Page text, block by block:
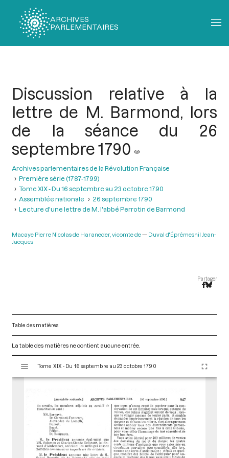
ARCHIVES
PARLEMENTAIRES
Discussion relative à la
lettre de M. Barmond, lors
de la séance du 26
septembre 1790
Archives parlementaires de la Révolution Française
Première série (1787-1799)
Tome XIX - Du 16 septembre au 23 octobre 1790
Assemblée nationale
26 septembre 1790
Lecture d'une lettre de M. l'abbé Perrotin de Barmond
Macaye Pierre Nicolas de Haraneder, vicomte de
Duval d'Éprémesnil Jean-
Jacques
Partager
Table des matières
La table des matières ne contient aucune entrée.
s
Tome XIX - Du 16 septembre au 23 octobre 1790